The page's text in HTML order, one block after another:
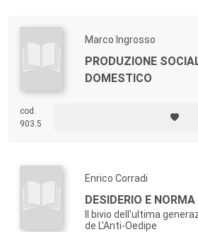
Marco Ingrosso
PRODUZIONE
DOMESTICO
cod.
903.5
Enrico Corradi
DESIDERIO E NORMA
Il bivio dell'ultima
de L'Anti-Oedipe